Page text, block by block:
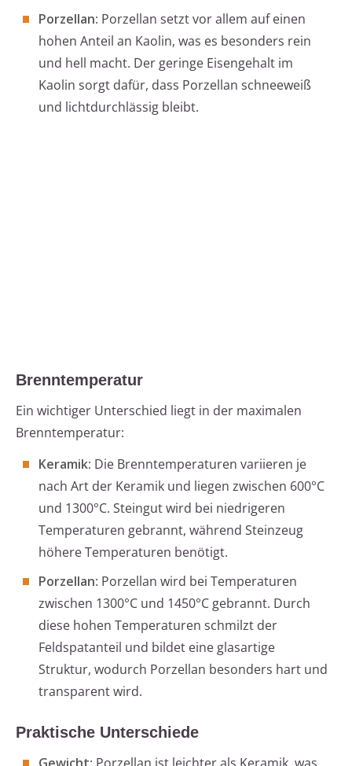
Porzellan: Porzellan setzt vor allem auf einen
hohen Anteil an Kaolin, was es besonders rein
und hell macht. Der geringe Eisengehalt im
Kaolin sorgt dafür, dass Porzellan schneeweiß
und lichtdurchlässig bleibt.
Brenntemperatur
Ein wichtiger Unterschied liegt in der maximalen
Brenntemperatur:
Keramik: Die Brenntemperaturen variieren je
nach Art der Keramik und liegen zwischen 600°C
und 1300°C. Steingut wird bei niedrigeren
Temperaturen gebrannt, während Steinzeug
höhere Temperaturen benötigt.
Porzellan: Porzellan wird bei Temperaturen
zwischen 1300°C und 1450°C gebrannt. Durch
diese hohen Temperaturen schmilzt der
Feldspatanteil und bildet eine glasartige
Struktur, wodurch Porzellan besonders hart und
transparent wird.
Praktische Unterschiede